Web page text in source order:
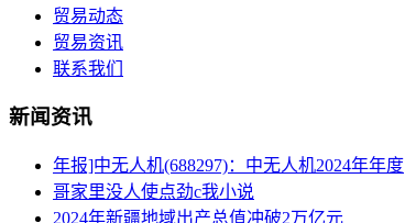
贸易动态
贸易资讯
联系我们
新闻资讯
年报]中无人机(688297)：中无人机2024年年度
哥家里没人使点劲c我小说
2024年新疆地域出产总值冲破2万亿元